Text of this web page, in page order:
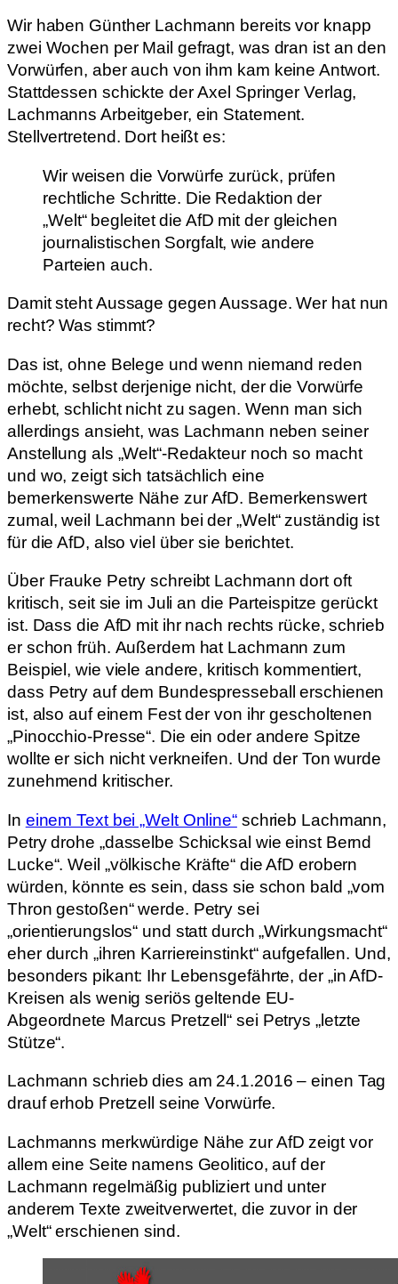
Wir haben Günther Lachmann bereits vor knapp
zwei Wochen per Mail gefragt, was dran ist an den
Vorwürfen, aber auch von ihm kam keine Antwort.
Stattdessen schickte der Axel Springer Verlag,
Lachmanns Arbeitgeber, ein Statement.
Stellvertretend. Dort heißt es:
Wir weisen die Vorwürfe zurück, prüfen
rechtliche Schritte. Die Redaktion der
„Welt“ begleitet die AfD mit der gleichen
journalistischen Sorgfalt, wie andere
Parteien auch.
Damit steht Aussage gegen Aussage. Wer hat nun
recht? Was stimmt?
Das ist, ohne Belege und wenn niemand reden
möchte, selbst derjenige nicht, der die Vorwürfe
erhebt, schlicht nicht zu sagen. Wenn man sich
allerdings ansieht, was Lachmann neben seiner
Anstellung als „Welt“-Redakteur noch so macht
und wo, zeigt sich tatsächlich eine
bemerkenswerte Nähe zur AfD. Bemerkenswert
zumal, weil Lachmann bei der „Welt“ zuständig ist
für die AfD, also viel über sie berichtet.
Über Frauke Petry schreibt Lachmann dort oft
kritisch, seit sie im Juli an die Parteispitze gerückt
ist. Dass die AfD mit ihr nach rechts rücke, schrieb
er schon früh. Außerdem hat Lachmann zum
Beispiel, wie viele andere, kritisch kommentiert,
dass Petry auf dem Bundespresseball erschienen
ist, also auf einem Fest der von ihr gescholtenen
„Pinocchio-Presse“. Die ein oder andere Spitze
wollte er sich nicht verkneifen. Und der Ton wurde
zunehmend kritischer.
In einem Text bei „Welt Online“schrieb Lachmann,
Petry drohe „dasselbe Schicksal wie einst Bernd
Lucke“. Weil „völkische Kräfte“ die AfD erobern
würden, könnte es sein, dass sie schon bald „vom
Thron gestoßen“ werde. Petry sei
„orientierungslos“ und statt durch „Wirkungsmacht“
eher durch „ihren Karriereinstinkt“ aufgefallen. Und,
besonders pikant: Ihr Lebensgefährte, der „in AfD-
Kreisen als wenig seriös geltende EU-
Abgeordnete Marcus Pretzell“ sei Petrys „letzte
Stütze“.
Lachmann schrieb dies am 24.1.2016 – einen Tag
drauf erhob Pretzell seine Vorwürfe.
Lachmanns merkwürdige Nähe zur AfD zeigt vor
allem eine Seite namens Geolitico, auf der
Lachmann regelmäßig publiziert und unter
anderem Texte zweitverwertet, die zuvor in der
„Welt“ erschienen sind.